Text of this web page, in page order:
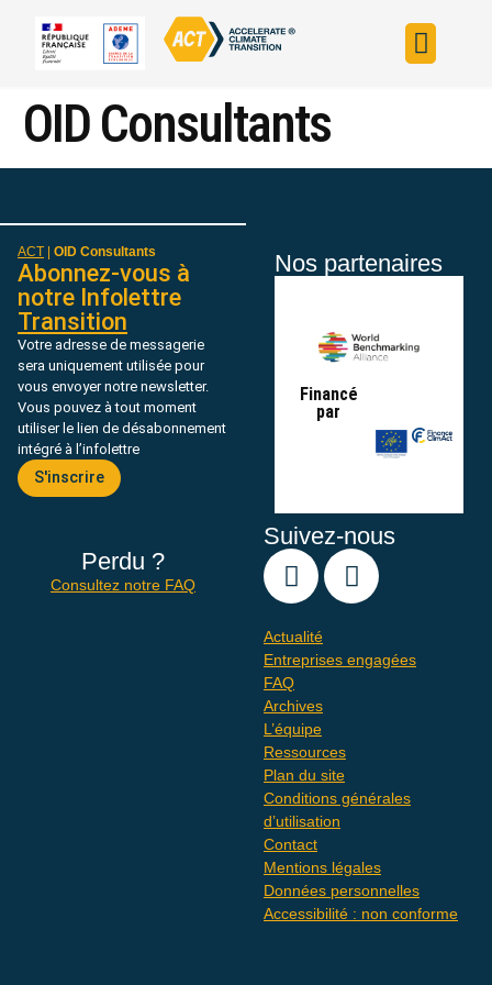
OID Consultants
ACT OID Consultants
Abonnez-vous à
notre Infolettre
Transition
Votre adresse de messagerie
sera uniquement utilisée pour
vous envoyer notre newsletter.
Vous pouvez à tout moment
utiliser le lien de désabonnement
intégré à l’infolettre
S'inscrire
Perdu ?
Consultez notre FAQ
Nos partenaires
Financé
par
Suivez-nous
Actualité
Entreprises engagées
FAQ
Archives
L’équipe
Ressources
Plan du site
Conditions générales
d’utilisation
Contact
Mentions légales
Données personnelles
Accessibilité : non conforme